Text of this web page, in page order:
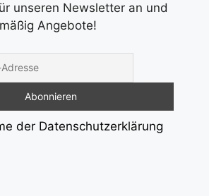
unseren Newsletter an und
Angebote!
der Datenschutzerklärung